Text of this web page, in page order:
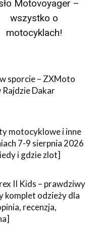
Motovoyager –
wszystko o
motocyklach!
sporcie – ZXMoto
Dakar
motocyklowe i inne
7-9 sierpnia 2026
i gdzie zlot]
II Kids – prawdziwy
komplet odzieży dla
recenzja,